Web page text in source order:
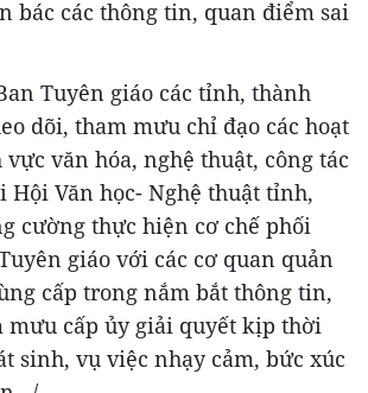
bác các thông tin, quan điểm sai
Tuyên giáo các tỉnh, thành
dõi, tham mưu chỉ đạo các hoạt
văn hóa, nghệ thuật, công tác
Hội Văn học- Nghệ thuật tỉnh,
cường thực hiện cơ chế phối
giáo với các cơ quan quản
cấp trong nắm bắt thông tin,
mưu cấp ủy giải quyết kịp thời
sinh, vụ việc nhạy cảm, bức xúc